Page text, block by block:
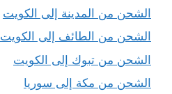
الشحن من المدينة إلى الكويت
الشحن من الطائف إلى الكويت
الشحن من تبوك إلى الكويت
الشحن من مكة إلى سوريا